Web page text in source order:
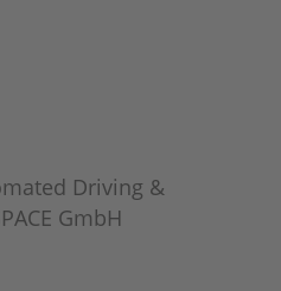
Driving &
GmbH